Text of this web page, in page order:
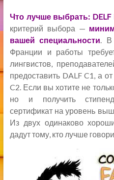
Что лучше выбрать: DELF
критерий выбора —
вашей специальности .
Франции и работы
лингвистов,
предоставить DALF C1, а
C2. Если вы хотите не
но и получить
сертификат на уровень
Из двух одинаково
дадут тому, кто лучше